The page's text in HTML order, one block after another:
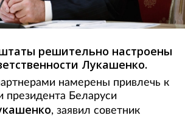
решительно настроены
Лукашенко.
намерены привлечь к
президента Беларуси
, заявил советник